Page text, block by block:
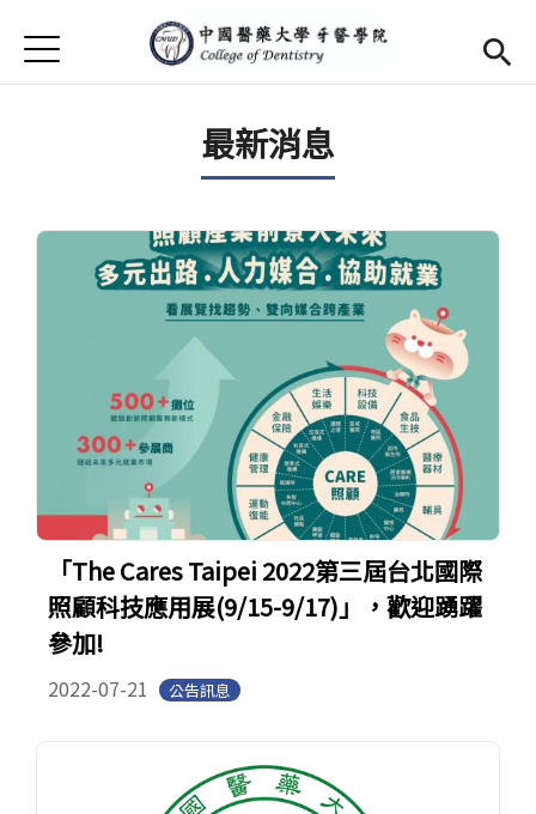
首頁
首頁
Open submenu (院長簡介)
院長簡介
Open
學生專區
活動集錦
Open
捐款芳名錄
English(link is external)
Jump to Navigation
Jump to Main content
最新消息
「The Cares Taipei 2022第三屆台北國際
照顧科技應用展(9/15-9/17)」，歡迎踴躍
參加!
2022-07-21 公告訊息